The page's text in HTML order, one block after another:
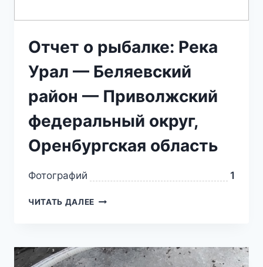
Отчет о рыбалке: Река
Урал — Беляевский
район — Приволжский
федеральный округ,
Оренбургская область
Фотографий 1
ЧИТАТЬ ДАЛЕЕ